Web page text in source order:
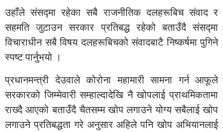
उहाँले संसद्मा रहेका सबै राजनीतिक दलहरूबिच संवाद र
सहमति जुटाउन सरकार प्रतिबद्ध रहेको बताउँदै संसद्मा
विचाराधीन सबै विषय दलहरूबिचको संवादबाटै निष्कर्षमा पुगिने
स्पष्ट पार्नुभयो ।
प्रधानमन्त्री देउवाले कोरोना महामारी सामना गर्न आफूले
सरकारको जिम्मेवारी सम्हाल्दादेखि नै खोपलाई प्राथमिकतामा
राख्दै आएको बताउँदै चैतसम्म खोप लगाउने योग्य सबैलाई खोप
लगाउने प्रतिबद्धता गरे अनुसार अहिले पनि खोप अभियानलाई